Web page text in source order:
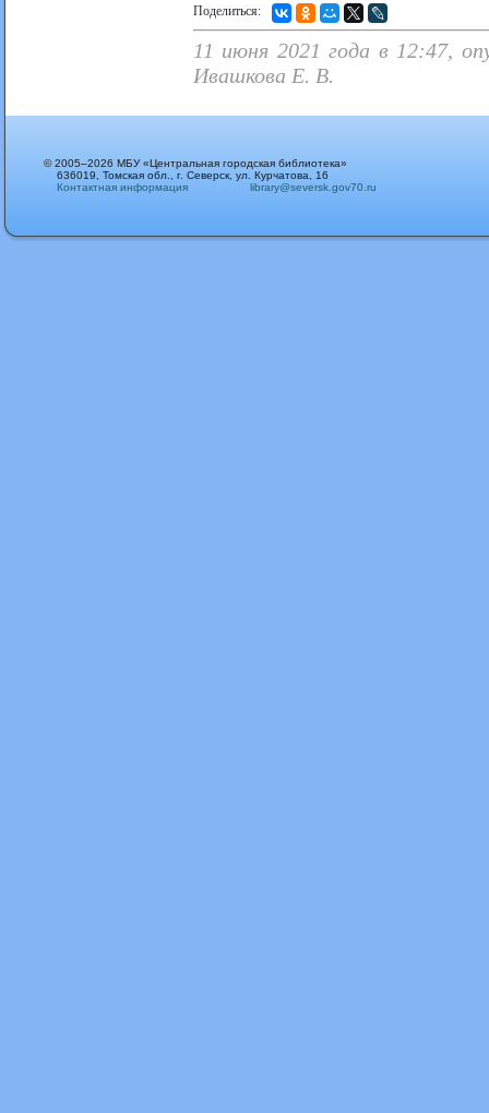
Поделиться:
11 июня 2021 года в 12:47,
Ивашкова Е. В.
© 2005–2026 МБУ «Центральная городская библиотека»
636019, Томская обл., г. Северск, ул. Курчатова, 16
Контактная информация
library@seversk.gov70.ru